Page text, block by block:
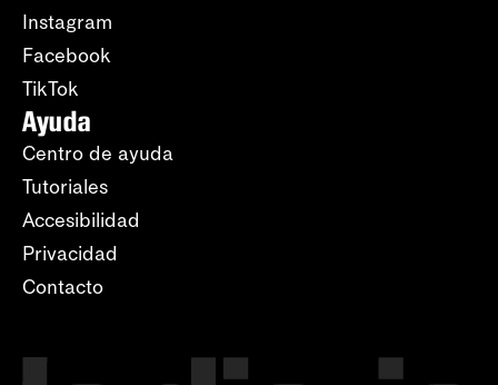
Instagram
Facebook
TikTok
Ayuda
Centro de ayuda
Tutoriales
Accesibilidad
Privacidad
Contacto